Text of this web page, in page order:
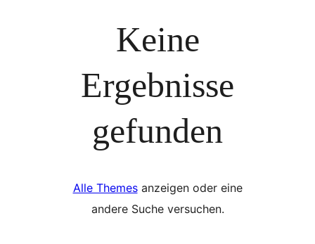
Keine
Ergebnisse
gefunden
Alle Themesanzeigen oder eine
andere Suche versuchen.